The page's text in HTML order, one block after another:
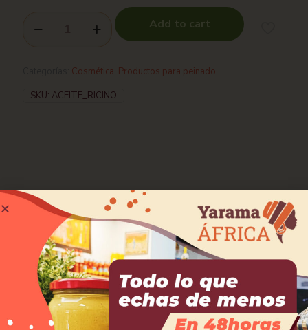
Add to cart
Cosmética Productos para peinado
SKU: ACEITE_RICINO
Productos relacionados